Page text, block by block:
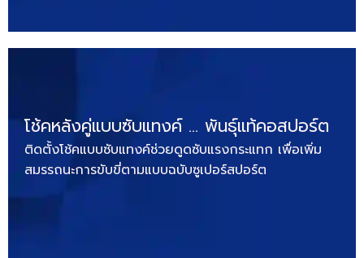
โช้คหลังคู่แบบซับแทงค์ … พันธุ์แท้คอสปอร์ต
ติดตั้งโช้คแบบซับแทงค์ช่วยดูดซับแรงกระแทก เพื่อเพิ่ม
สมรรถนะการขับขี่ตามแบบฉบับซูเปอร์สปอร์ต